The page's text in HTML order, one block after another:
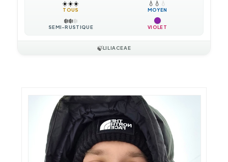
☀️☀️☀️
TOUS
💧 💧 💧
MOYEN
❄️❄️❄️
SEMI-RUSTIQUE VIOLET
🍃LILIACEAE